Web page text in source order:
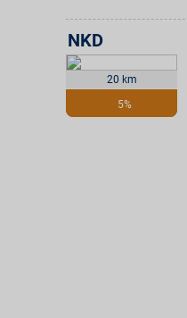
20 km
5%
NKD